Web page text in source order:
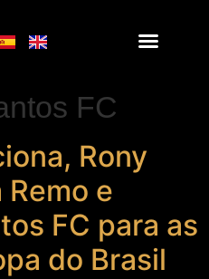
FC
Rony
e
FC para as
do Brasil